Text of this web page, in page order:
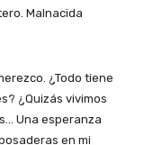
Malnacida
¿Todo tiene
¿Quizás vivimos
Una esperanza
en mi